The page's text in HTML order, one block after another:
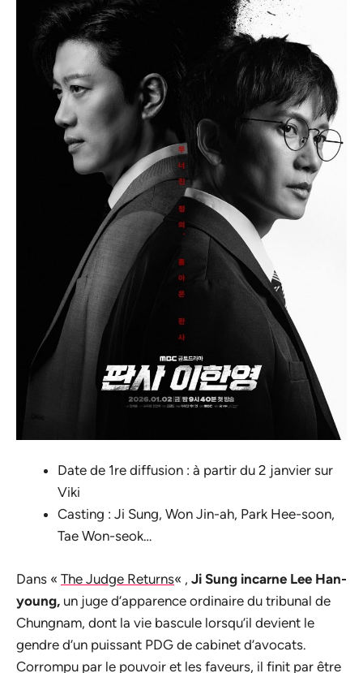
Date de 1re diffusion : à partir du 2 janvier sur
Viki
Casting : Ji Sung, Won Jin-ah, Park Hee-soon,
Tae Won-seok…
Dans « The Judge Returns« , Ji Sung incarne Lee Han-
young, un juge d’apparence ordinaire du tribunal de
Chungnam, dont la vie bascule lorsqu’il devient le
gendre d’un puissant PDG de cabinet d’avocats.
Corrompu par le pouvoir et les faveurs, il finit par être